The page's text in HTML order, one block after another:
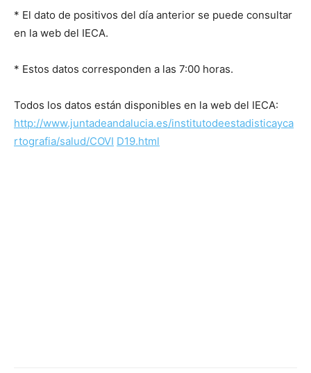
* El dato de positivos del día anterior se puede consultar
en la web del IECA.
* Estos datos corresponden a las 7:00 horas.
Todos los datos están disponibles en la web del IECA:
http://www.juntadeandalucia.es/institutodeestadisticayca
rtografia/salud/COVI D19.html